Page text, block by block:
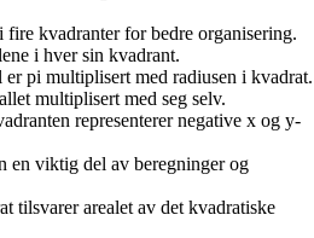
fire kvadranter for bedre organisering.
i hver sin kvadrant.
pi multiplisert med radiusen i kvadrat.
multiplisert med seg selv.
representerer negative x og y-
en viktig del av beregninger og
tilsvarer arealet av det kvadratiske